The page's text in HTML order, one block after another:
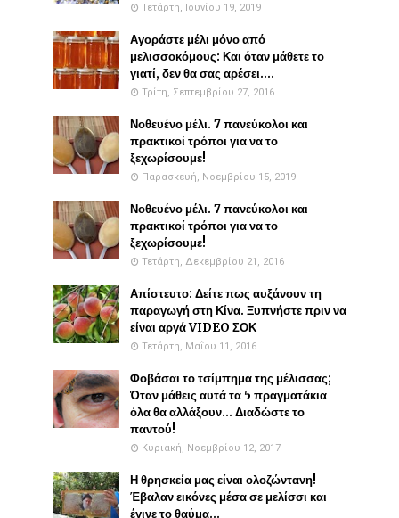
Τετάρτη, Ιουνίου 19, 2019
Αγοράστε μέλι μόνο από
μελισσοκόμους: Και όταν μάθετε το
γιατί, δεν θα σας αρέσει....
Τρίτη, Σεπτεμβρίου 27, 2016
Νοθευένο μέλι. 7 πανεύκολοι και
πρακτικοί τρόποι για να το
ξεχωρίσουμε!
Παρασκευή, Νοεμβρίου 15, 2019
Νοθευένο μέλι. 7 πανεύκολοι και
πρακτικοί τρόποι για να το
ξεχωρίσουμε!
Τετάρτη, Δεκεμβρίου 21, 2016
Απίστευτο: Δείτε πως αυξάνουν τη
παραγωγή στη Κίνα. Ξυπνήστε πριν να
είναι αργά VIDEO ΣΟΚ
Τετάρτη, Μαΐου 11, 2016
Φοβάσαι το τσίμπημα της μέλισσας;
Όταν μάθεις αυτά τα 5 πραγματάκια
όλα θα αλλάξουν... Διαδώστε το
παντού!
Κυριακή, Νοεμβρίου 12, 2017
Η θρησκεία μας είναι ολοζώντανη!
Έβαλαν εικόνες μέσα σε μελίσσι και
έγινε το θαύμα...